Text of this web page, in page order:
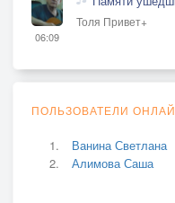
06:09
Толя Привет+
ПОЛЬЗОВАТЕЛИ
Ванина Светлана
Алимова Саша